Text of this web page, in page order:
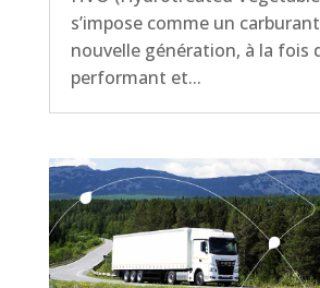
s’impose comme un
nouvelle génération, à la fois
performant et...